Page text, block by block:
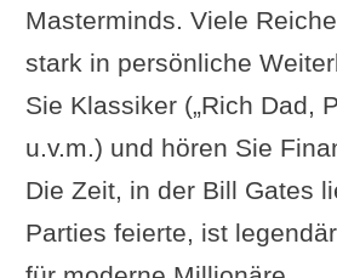
Masterminds. Viele
stark in persönliche
Sie Klassiker („Rich Dad,
u.v.m.) und hören Sie
Die Zeit, in der Bill Gates
Parties feierte, ist